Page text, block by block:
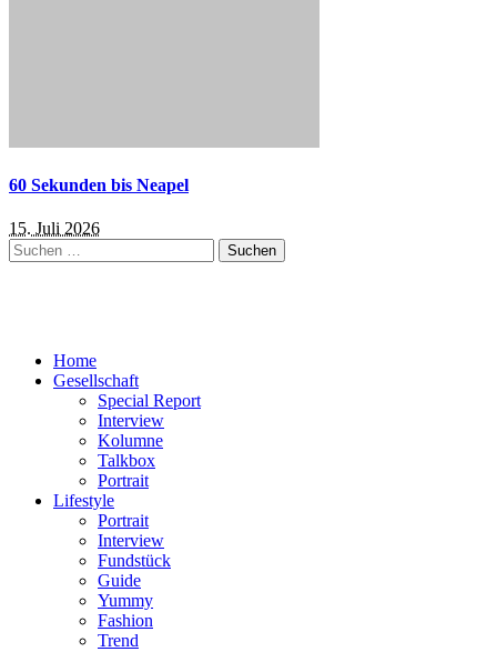
60 Sekunden bis Neapel
15. Juli 2026
Suchen
nach:
Home
Gesellschaft
Special Report
Interview
Kolumne
Talkbox
Portrait
Lifestyle
Portrait
Interview
Fundstück
Guide
Yummy
Fashion
Trend